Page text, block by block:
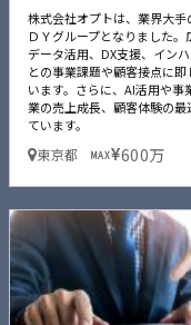
株式会社オプトは、業界大
ＤＹグループとなりました。
データ活用、DX支援、イン
との事業課題や顧客接点に
います。さらに、AI活用や
業の売上成長、顧客体験の
ています。
東京都 MAX 600万